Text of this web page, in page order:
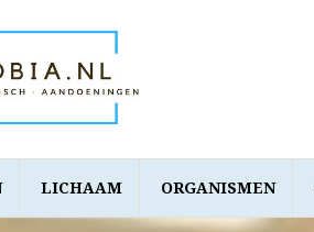
LICHAAM ORGANISMEN